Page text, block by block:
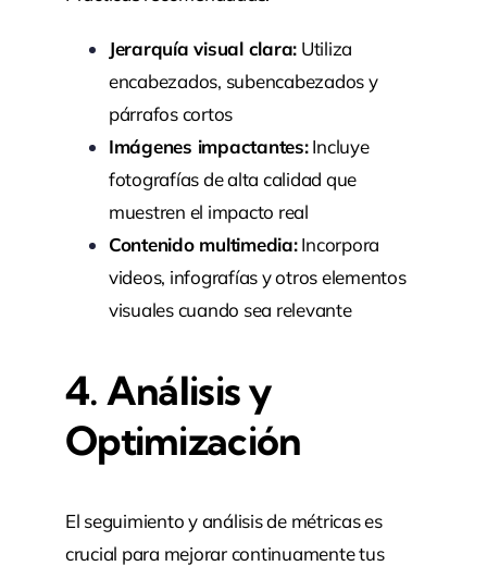
Jerarquía visual clara: Utiliza
encabezados, subencabezados y
párrafos cortos
Imágenes impactantes:Incluye
fotografías de alta calidad que
muestren el impacto real
Contenido multimedia:Incorpora
videos, infografías y otros elementos
visuales cuando sea relevante
4. Análisis y
Optimización
El seguimiento y análisis de métricas es
crucial para mejorar continuamente tus